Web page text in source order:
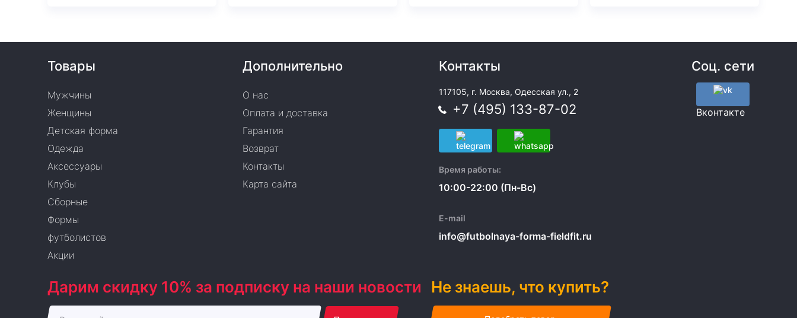
Товары
Мужчины
Женщины
Детская форма
Одежда
Аксессуары
Клубы
Сборные
Формы
футболистов
Акции
Дополнительно
О нас
Оплата и доставка
Гарантия
Возврат
Контакты
Карта сайта
Контакты
117105, г. Москва, Одесская ул., 2
+7 (495) 133-87-02
Время работы:
10:00-22:00 (Пн-Вс)
E-mail
info@futbolnaya-forma-fieldfit.ru
Соц. сети
Вконтакте
Дарим скидку 10% за подписку на наши новости Не знаешь, что купить?